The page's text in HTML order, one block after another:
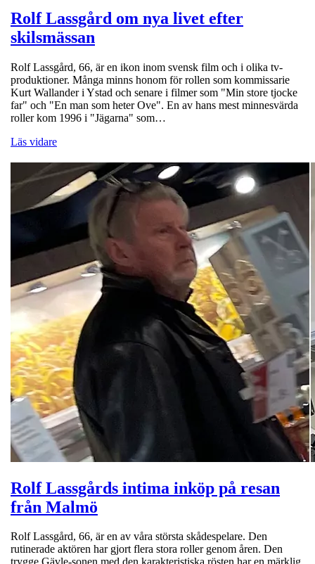
Rolf Lassgård om nya livet efter
skilsmässan
Rolf Lassgård, 66, är en ikon inom svensk film och i olika tv-
produktioner. Många minns honom för rollen som kommissarie
Kurt Wallander i Ystad och senare i filmer som "Min store tjocke
far" och "En man som heter Ove". En av hans mest minnesvärda
roller kom 1996 i "Jägarna" som…
Läs vidare
Rolf Lassgårds intima inköp på resan
från Malmö
Rolf Lassgård, 66, är en av våra största skådespelare. Den
rutinerade aktören har gjort flera stora roller genom åren. Den